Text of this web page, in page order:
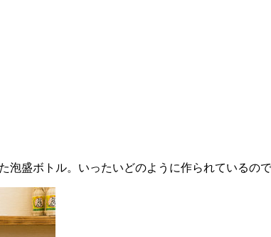
盛ボトル。いったいどのように作られているので